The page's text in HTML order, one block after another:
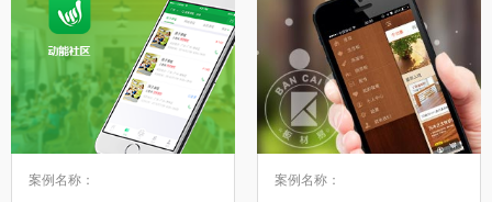
案例名称： 案例名称：